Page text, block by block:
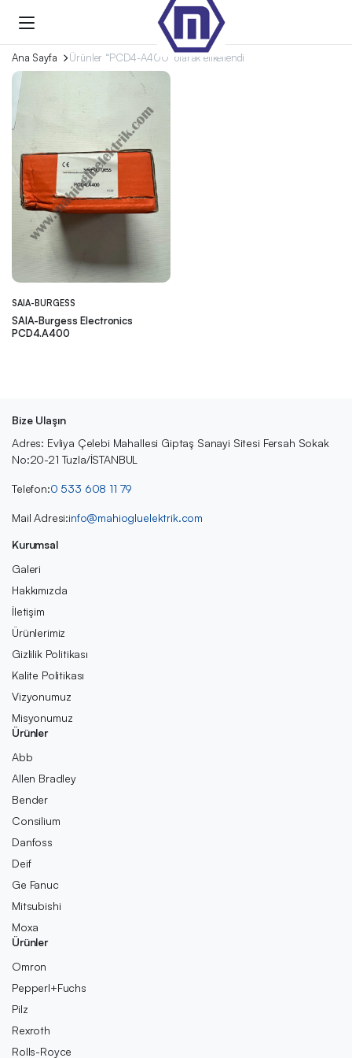
Ana Sayfa Ürünler “PCD4-A400” olarak etiketlendi
SAIA-BURGESS
SAIA-Burgess Electronics
PCD4.A400
Bize Ulaşın
Adres: Evliya Çelebi Mahallesi Giptaş Sanayi Sitesi Fersah Sokak
No:20-21 Tuzla/İSTANBUL
Telefon:0 533 608 11 79
Mail Adresi:info@mahiogluelektrik.com
Kurumsal
Galeri
Hakkımızda
İletişim
Ürünlerimiz
Gizlilik Politikası
Kalite Politikası
Vizyonumuz
Misyonumuz
Ürünler
Abb
Allen Bradley
Bender
Consilium
Danfoss
Deif
Ge Fanuc
Mitsubishi
Moxa
Ürünler
Omron
Pepperl+Fuchs
Pilz
Rexroth
Rolls-Royce